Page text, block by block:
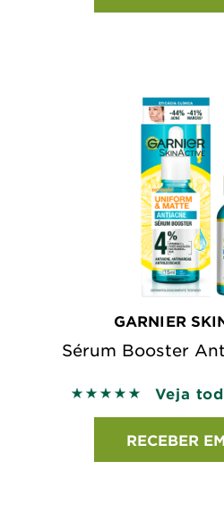
GARNIER
Sérum Booster
5 out of 5 stars
Veja
RECEBER